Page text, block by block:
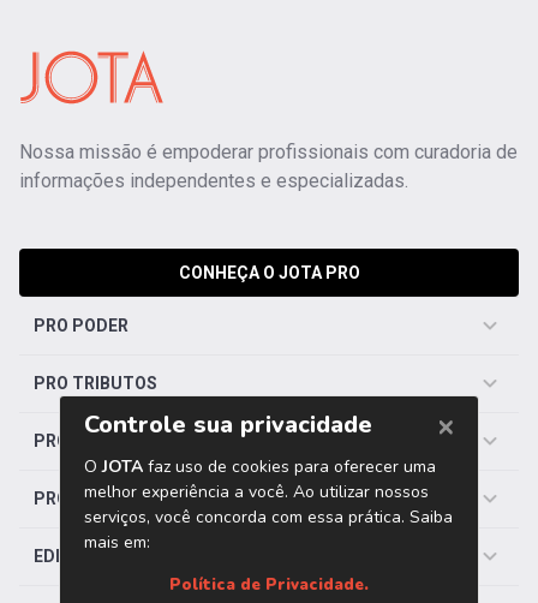
Nossa missão é empoderar profissionais com curadoria de
informações independentes e especializadas.
CONHEÇA O JOTA PRO
PRO PODER
PRO TRIBUTOS
PRO TRABALHISTA
PRO SAÚDE
EDITORIAS